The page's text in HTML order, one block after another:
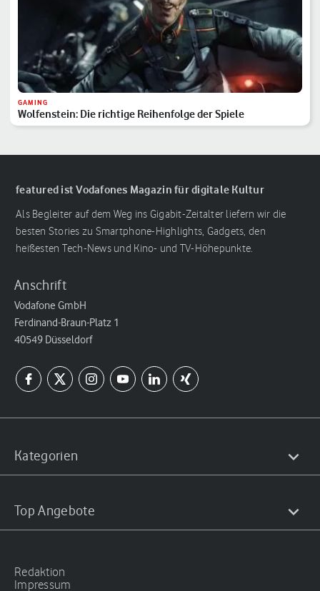
GAMING
Wolfenstein: Die richtige Reihenfolge der Spiele
featured ist Vodafones Magazin für digitale Kultur
Als Begleiter auf dem Weg ins Gigabit-Zeitalter liefern wir die
besten Stories zu Smartphone-Highlights, Gadgets, den
heißesten Tech-News und Kino- und TV-Höhepunkte.
Anschrift
Vodafone GmbH
Ferdinand-Braun-Platz 1
40549 Düsseldorf
Kategorien
Top Angebote
Redaktion
Impressum